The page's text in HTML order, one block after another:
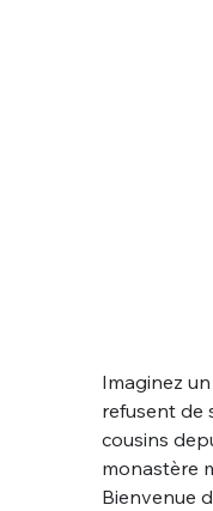
Imaginez
refusent de
cousins
monastère
Bienvenue